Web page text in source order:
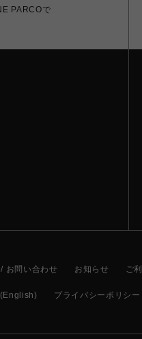
PARCOで
お問い合わせ お知らせ ご
プライバシーポリシー